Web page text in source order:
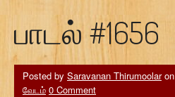
பாடல் #1656
Posted by Saravanan Thirumoolaron
வேடம் 0 Comment